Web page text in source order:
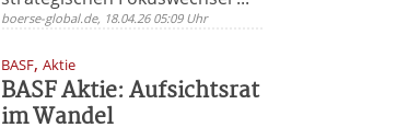
boerse-global.de, 18.04.26 05:09 Uhr
BASF,Aktie
BASF Aktie: Aufsichtsrat
im Wandel